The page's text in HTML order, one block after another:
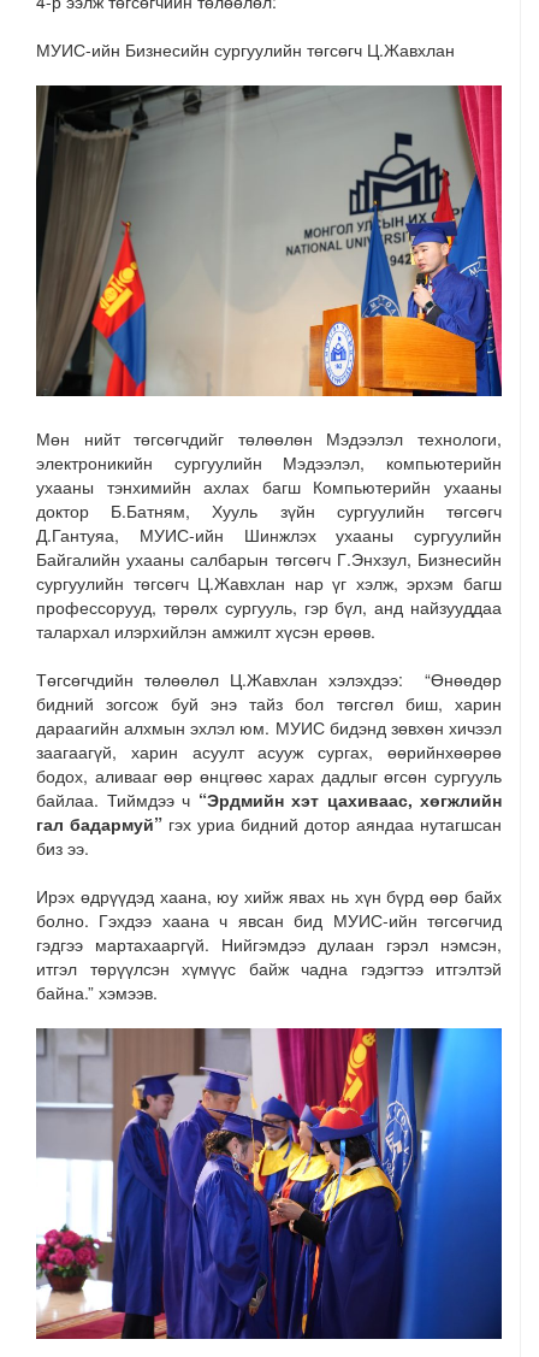
МУИС-ийн Бизнесийн сургуулийн төгсөгч Ц.Жавхлан
Мөн нийт төгсөгчдийг төлөөлөн Мэдээлэл технологи,
электроникийн сургуулийн Мэдээлэл, компьютерийн
ухааны тэнхимийн ахлах багш Компьютерийн ухааны
доктор Б.Батням, Хууль зүйн сургуулийн төгсөгч
Д.Гантуяа, МУИС-ийн Шинжлэх ухааны сургуулийн
Байгалийн ухааны салбарын төгсөгч Г.Энхзул, Бизнесийн
сургуулийн төгсөгч Ц.Жавхлан нар үг хэлж, эрхэм багш
профессорууд, төрөлх сургууль, гэр бүл, анд найзууддаа
талархал илэрхийлэн амжилт хүсэн ерөөв.
Төгсөгчдийн төлөөлөл Ц.Жавхлан хэлэхдээ: “Өнөөдөр
бидний зогсож буй энэ тайз бол төгсгөл биш, харин
дараагийн алхмын эхлэл юм. МУИС бидэнд зөвхөн хичээл
заагаагүй, харин асуулт асууж сургах, өөрийнхөөрөө
бодох, аливааг өөр өнцгөөс харах дадлыг өгсөн сургууль
байлаа. Тиймдээ ч “Эрдмийн хэт цахиваас, хөгжлийн
гал бадармуй” гэх уриа бидний дотор аяндаа нутагшсан
биз ээ.
Ирэх өдрүүдэд хаана, юу хийж явах нь хүн бүрд өөр байх
болно. Гэхдээ хаана ч явсан бид МУИС-ийн төгсөгчид
гэдгээ мартахааргүй. Нийгэмдээ дулаан гэрэл нэмсэн,
итгэл төрүүлсэн хүмүүс байж чадна гэдэгтээ итгэлтэй
байна.” хэмээв.